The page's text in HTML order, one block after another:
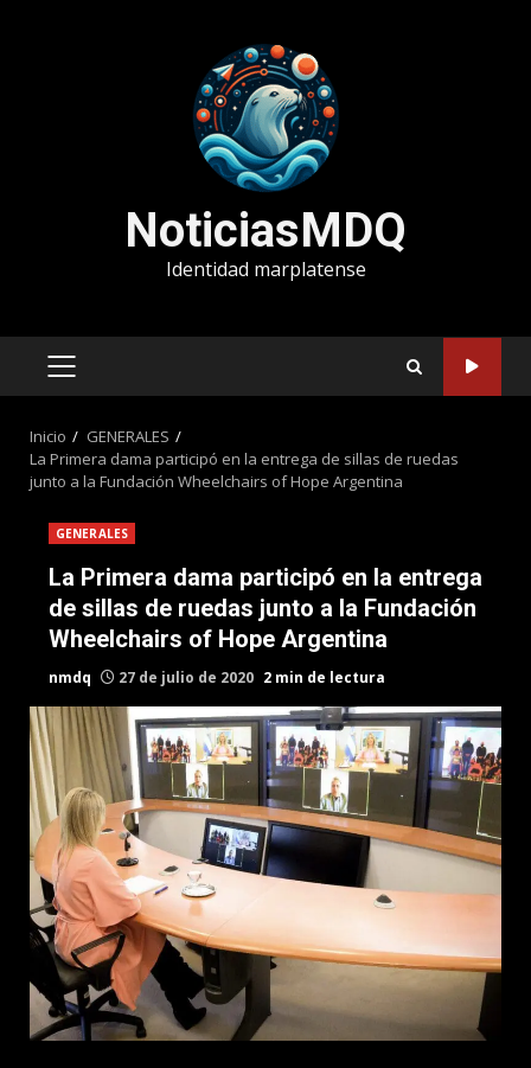
NoticiasMDQ
Identidad marplatense
MENÚ
Inicio
GENERALES
La Primera dama participó en la entrega de sillas de ruedas
junto a la Fundación Wheelchairs of Hope Argentina
GENERALES
La Primera dama participó en la entrega
de sillas de ruedas junto a la Fundación
Wheelchairs of Hope Argentina
nmdq 27 de julio de 2020 2 min de lectura